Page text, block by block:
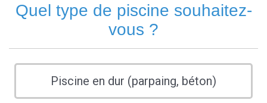
Quel type de piscine souhaitez-
vous ?
Piscine en dur (parpaing, béton)